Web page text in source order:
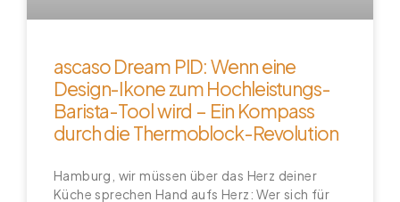
ascaso Dream PID: Wenn eine
Design-Ikone zum Hochleistungs-
Barista-Tool wird – Ein Kompass
durch die Thermoblock-Revolution
Hamburg, wir müssen über das Herz deiner
Küche sprechen Hand aufs Herz: Wer sich für